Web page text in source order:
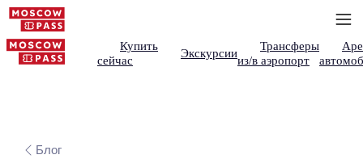
Купить
сейчас
Экскурсии
Трансферы
из/в аэропорт
Блог